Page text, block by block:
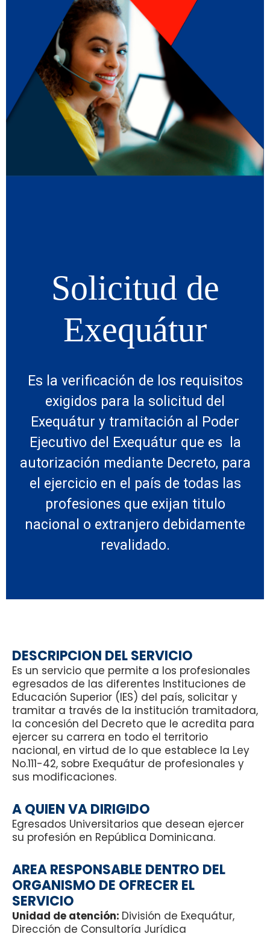
Solicitud de
Exequátur
Es la verificación de los requisitos
exigidos para la solicitud del
Exequátur y tramitación al Poder
Ejecutivo del Exequátur que es la
autorización mediante Decreto, para
el ejercicio en el país de todas las
profesiones que exijan titulo
nacional o extranjero debidamente
revalidado.
DESCRIPCION DEL SERVICIO
Es un servicio que permite a los profesionales
egresados de las diferentes Instituciones de
Educación Superior (IES) del país, solicitar y
tramitar a través de la institución tramitadora,
la concesión del Decreto que le acredita para
ejercer su carrera en todo el territorio
nacional, en virtud de lo que establece la Ley
No.111-42, sobre Exequátur de profesionales y
sus modificaciones.
A QUIEN VA DIRIGIDO
Egresados Universitarios que desean ejercer
su profesión en República Dominicana.
AREA RESPONSABLE DENTRO DEL
ORGANISMO DE OFRECER EL
SERVICIO
Unidad de atención: División de Exequátur,
Dirección de Consultoría Jurídica